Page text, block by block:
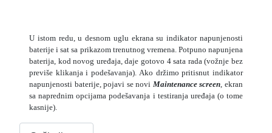
U istom redu, u desnom uglu ekrana su indikator napunjenosti
baterije i sat sa prikazom trenutnog vremena. Potpuno napunjena
baterija, kod novog uređaja, daje gotovo 4 sata rada (vožnje bez
previše klikanja i podešavanja). Ako držimo pritisnut indikator
napunjenosti baterije, pojavi se novi Maintenance screen, ekran
sa naprednim opcijama podešavanja i testiranja uređaja (o tome
kasnije).